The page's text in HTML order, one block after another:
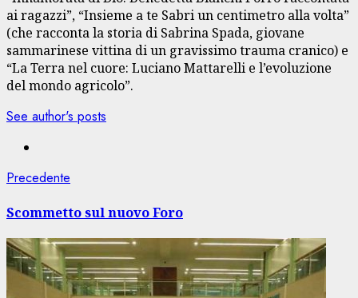
ai ragazzi”, “Insieme a te Sabri un centimetro alla volta”
(che racconta la storia di Sabrina Spada, giovane
sammarinese vittina di un gravissimo trauma cranico) e
“La Terra nel cuore: Luciano Mattarelli e l’evoluzione
del mondo agricolo”.
See author's posts
Navigazione
articolo
Precedente
Scommetto sul nuovo Foro